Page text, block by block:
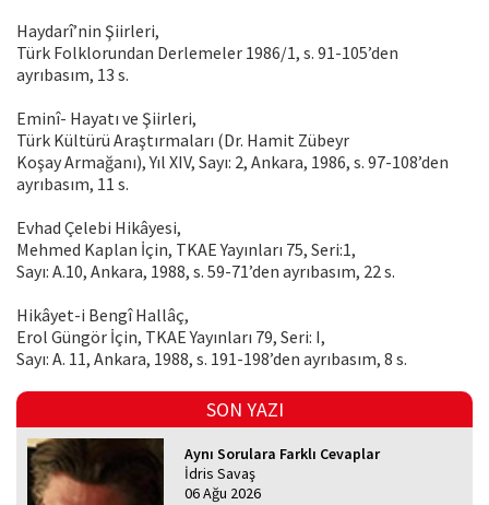
Haydarî’nin Şiirleri,
Türk Folklorundan Derlemeler 1986/1, s. 91-105’den
ayrıbasım, 13 s.
Eminî- Hayatı ve Şiirleri,
Türk Kültürü Araştırmaları (Dr. Hamit Zübeyr
Koşay Armağanı), Yıl XIV, Sayı: 2, Ankara, 1986, s. 97-108’den
ayrıbasım, 11 s.
Evhad Çelebi Hikâyesi,
Mehmed Kaplan İçin, TKAE Yayınları 75, Seri:1,
Sayı: A.10, Ankara, 1988, s. 59-71’den ayrıbasım, 22 s.
Hikâyet-i Bengî Hallâç,
Erol Güngör İçin, TKAE Yayınları 79, Seri: I,
Sayı: A. 11, Ankara, 1988, s. 191-198’den ayrıbasım, 8 s.
SON YAZI
Aynı Sorulara Farklı Cevaplar
İdris Savaş
06 Ağu 2026